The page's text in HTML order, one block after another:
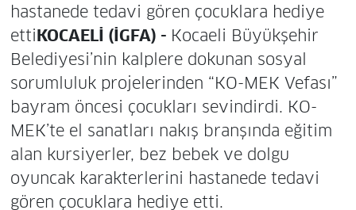
hastanede tedavi gören çocuklara hediye
ettiKOCAELİ (İGFA) - Kocaeli Büyükşehir
Belediyesi’nin kalplere dokunan sosyal
sorumluluk projelerinden “KO-MEK Vefası”
bayram öncesi çocukları sevindirdi. KO-
MEK’te el sanatları nakış branşında eğitim
alan kursiyerler, bez bebek ve dolgu
oyuncak karakterlerini hastanede tedavi
gören çocuklara hediye etti.